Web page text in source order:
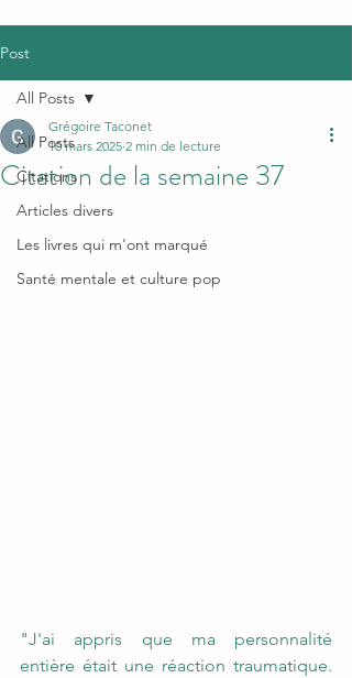
Post
All Posts
Citations
Articles divers
Les livres qui m'ont marqué
Santé mentale et culture pop
All Posts
Citation de la semaine 37
Grégoire Taconet
10 mars 2025 2 min de lecture
"J'ai appris que ma personnalité
entière était une réaction traumatique.